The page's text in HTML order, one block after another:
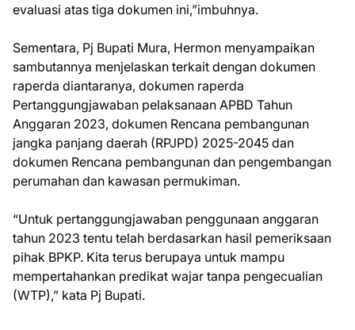
evaluasi atas tiga dokumen ini,”imbuhnya.
Sementara, Pj Bupati Mura, Hermon menyampaikan
sambutannya menjelaskan terkait dengan dokumen
raperda diantaranya, dokumen raperda
Pertanggungjawaban pelaksanaan APBD Tahun
Anggaran 2023, dokumen Rencana pembangunan
jangka panjang daerah (RPJPD) 2025-2045 dan
dokumen Rencana pembangunan dan pengembangan
perumahan dan kawasan permukiman.
“Untuk pertanggungjawaban penggunaan anggaran
tahun 2023 tentu telah berdasarkan hasil pemeriksaan
pihak BPKP. Kita terus berupaya untuk mampu
mempertahankan predikat wajar tanpa pengecualian
(WTP),” kata Pj Bupati.